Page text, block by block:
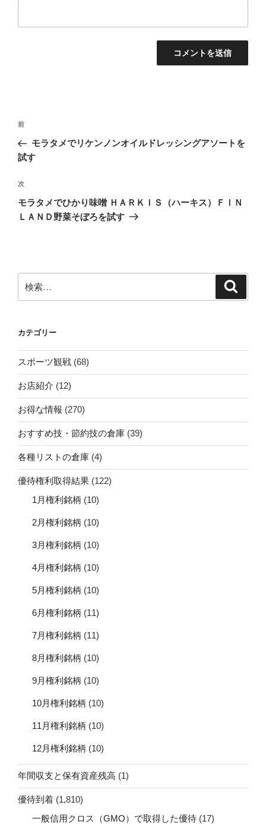
投
ナ
ゲ
ー
シ
前
の
投
前
モラタメでリケンノンオイルドレッシングアソートを
試す
次
の
投
次
モラタメでひかり味噌 ＨＡＲＫＩＳ（ハーキス）ＦＩＮ
ＬＡＮＤ野菜そぼろを試す
索:
カテゴリー
スポーツ観戦 (68)
お店紹介 (12)
お得な情報 (270)
おすすめ技・節約技の倉庫 (39)
各種リストの倉庫 (4)
優待権利取得結果 (122)
1月権利銘柄 (10)
2月権利銘柄 (10)
3月権利銘柄 (10)
4月権利銘柄 (10)
5月権利銘柄 (10)
6月権利銘柄 (11)
7月権利銘柄 (11)
8月権利銘柄 (10)
9月権利銘柄 (10)
10月権利銘柄 (10)
11月権利銘柄 (10)
12月権利銘柄 (10)
年間収支と保有資産残高 (1)
優待到着 (1,810)
一般信用クロス（GMO）で取得した優待 (17)